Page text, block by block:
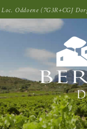
Oddoene (7G3R+CGJ